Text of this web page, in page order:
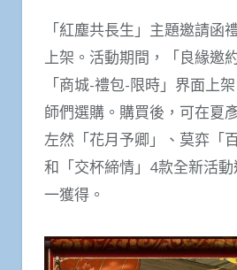
「紅塵共長生」主題邀請函
上架。活動期間，「良緣邀
「商城-禮包-限時」界面上
師們選購。購買後，可在夏
左然「花月予卿」、莫弈「
和「交杯締情」4款全新活
一獲得。